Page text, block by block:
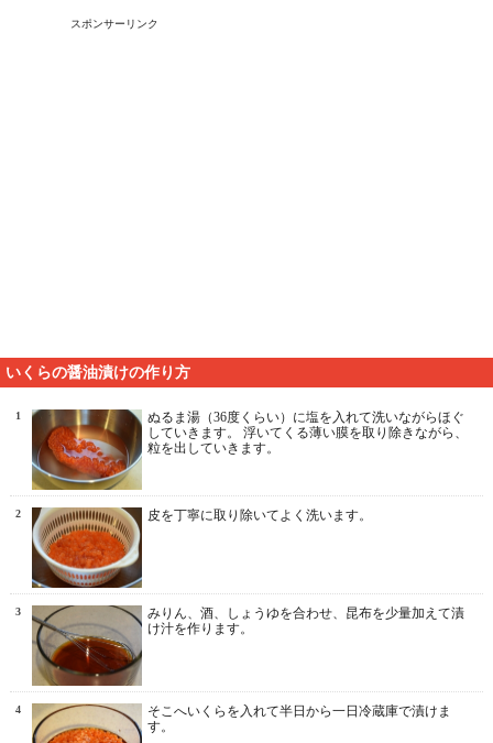
スポンサーリンク
いくらの醤油漬けの作り方
1
ぬるま湯（36度くらい）に塩を入れて洗いながらほぐ
していきます。 浮いてくる薄い膜を取り除きながら、
粒を出していきます。
2 皮を丁寧に取り除いてよく洗います。
3
みりん、酒、しょうゆを合わせ、昆布を少量加えて漬
け汁を作ります。
4
そこへいくらを入れて半日から一日冷蔵庫で漬けま
す。